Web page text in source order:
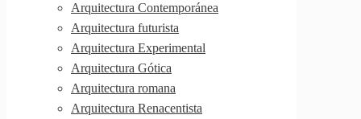
Arquitectura Contemporánea
Arquitectura futurista
Arquitectura Experimental
Arquitectura Gótica
Arquitectura romana
Arquitectura Renacentista